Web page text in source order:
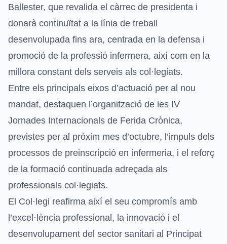
Ballester, que revalida el càrrec de presidenta i
donarà continuïtat a la línia de treball
desenvolupada fins ara, centrada en la defensa i
promoció de la professió infermera, així com en la
millora constant dels serveis als col·legiats.
Entre els principals eixos d’actuació per al nou
mandat, destaquen l’organització de les IV
Jornades Internacionals de Ferida Crònica,
previstes per al pròxim mes d’octubre, l’impuls dels
processos de preinscripció en infermeria, i el reforç
de la formació continuada adreçada als
professionals col·legiats.
El Col·legi reafirma així el seu compromís amb
l’excel·lència professional, la innovació i el
desenvolupament del sector sanitari al Principat